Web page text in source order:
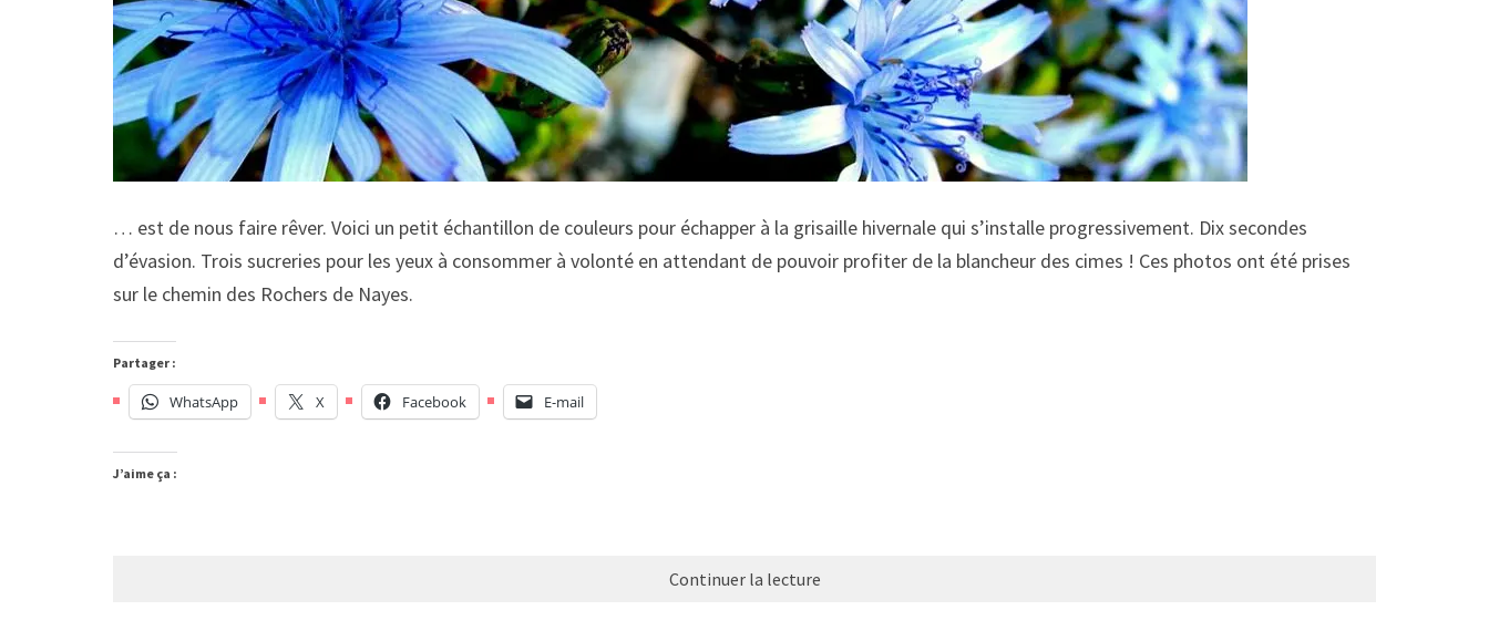
… est de nous faire rêver. Voici un petit échantillon de couleurs pour échapper à la grisaille hivernale qui s’installe progressivement. Dix secondes
d’évasion. Trois sucreries pour les yeux à consommer à volonté en attendant de pouvoir profiter de la blancheur des cimes ! Ces photos ont été prises
sur le chemin des Rochers de Nayes.
Partager :
WhatsApp X Facebook E-mail
J’aime ça :
Continuer la lecture